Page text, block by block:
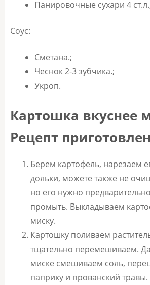
Панировочные сухари 4
Соус:
Сметана.;
Чеснок 2-3 зубчика.;
Укроп.
Картошка вкуснее
Рецепт
Берем картофель, нарезаем
дольки, можете также не
но его нужно
промыть. Выкладываем
миску.
Картошку поливаем
тщательно перемешиваем.
миске смешиваем соль,
паприку и прованский